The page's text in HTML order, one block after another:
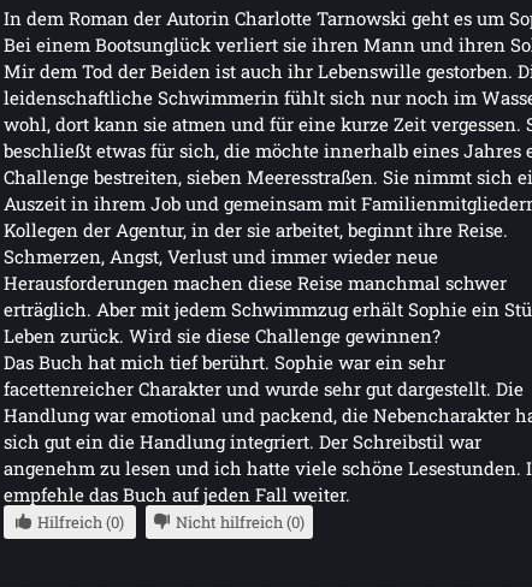
In dem Roman der Autorin Charlotte Tarnowski geht es um
Bei einem Bootsunglück verliert sie ihren Mann und ihren
Mir dem Tod der Beiden ist auch ihr Lebenswille gestorben.
leidenschaftliche Schwimmerin fühlt sich nur noch im
wohl, dort kann sie atmen und für eine kurze Zeit vergessen.
beschließt etwas für sich, die möchte innerhalb eines Jahres
Challenge bestreiten, sieben Meeresstraßen. Sie nimmt sich
Auszeit in ihrem Job und gemeinsam mit
Kollegen der Agentur, in der sie arbeitet, beginnt ihre Reise.
Schmerzen, Angst, Verlust und immer wieder neue
Herausforderungen machen diese Reise manchmal schwer
erträglich. Aber mit jedem Schwimmzug erhält Sophie ein
Leben zurück. Wird sie diese Challenge gewinnen?
Das Buch hat mich tief berührt. Sophie war ein sehr
facettenreicher Charakter und wurde sehr gut dargestellt. Die
Handlung war emotional und packend, die Nebencharakter
sich gut ein die Handlung integriert. Der Schreibstil war
angenehm zu lesen und ich hatte viele schöne Lesestunden.
empfehle das Buch auf jeden Fall weiter.
Hilfreich (0) Nicht hilfreich (0)